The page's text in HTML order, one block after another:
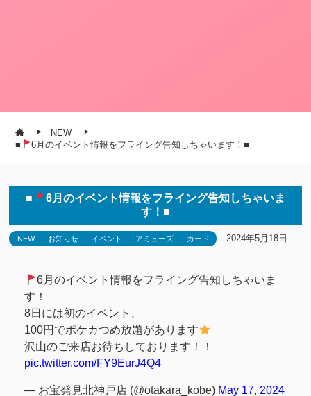
NEW
■
6月のイベント情報をフライング告知しちゃいます！■
■
6月のイベント情報をフライング告知しちゃいま
す！■
NEW お知らせ イベント アミューズ カード 2024年5月18日
6月のイベント情報をフライング告知しちゃいま
す！
8日には初のイベント、
100円でポケカつめ放題があります
沢山のご来店お待ちしております！！
pic.twitter.com/FY9EurJ4Q4
— お宝発見北神戸店 (@otakara_kobe) May 17, 2024